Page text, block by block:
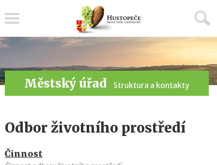
Městský úřad Struktura a kontakty
Odbor životního prostředí
Činnost